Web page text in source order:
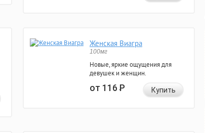
Женская Виагра
100мг
Новые, яркие ощущения для
девушек и женщин.
от 116Р Купить